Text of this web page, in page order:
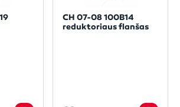
CH 07-08 100B14
reduktoriaus flanšas